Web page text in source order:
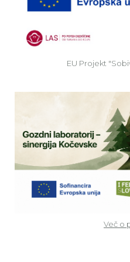
EU Projekt
Več o